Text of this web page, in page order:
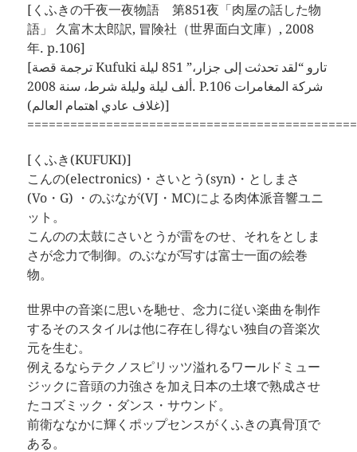
[くふきの千夜一夜物語 第851夜「肉屋の話した物
語」 久富木太郎訳, 冒険社（世界面白文庫）, 2008
年. p.106]
[ترجمة قصة Kufuki تارو “لقد تحدثت إلى جزار،” 851 ليلة
ألف ليلة وليلة شرط، سنة 2008. P.106 شركة المغامرات
(غلاف عادي اهتمام العالم)]
[くふき(KUFUKI)]
こんの(electronics)・さいとう(syn)・としまさ
(Vo・G) ・のぶなが(VJ・MC)による肉体派音響ユニ
ット。
こんのの太鼓にさいとうが雷をのせ、それをとしま
さが念力で制御。のぶなが写すは富士一面の絵巻
物。
世界中の音楽に思いを馳せ、念力に従い楽曲を制作
するそのスタイルは他に存在し得ない独自の音楽次
元を生む。
例えるならテクノスピリッツ溢れるワールドミュー
ジックに音頭の力強さを加え日本の土壌で熟成させ
たコズミック・ダンス・サウンド。
前衛ななかに輝くポップセンスがくふきの真骨頂で
ある。